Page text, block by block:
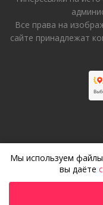
Все права на
сайте принадлежат
Мы используем
вы даёте